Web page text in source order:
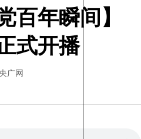
百年瞬间】
式开播
广网